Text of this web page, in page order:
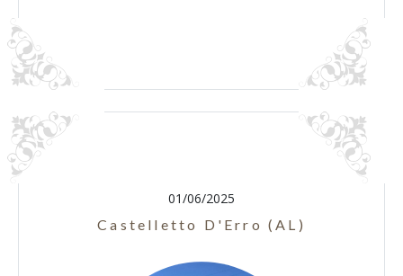
01/06/2025
Castelletto D'Erro (AL)